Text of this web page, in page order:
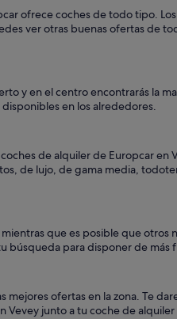
ofrece coches de todo tipo.
ver otras buenas ofertas de
y en el centro encontrarás la
disponibles en los alrededores.
de alquiler de Europcar en
de lujo, de gama media,
que es posible que
búsqueda para disponer de más
ofertas en la zona. Te
junto a tu coche de